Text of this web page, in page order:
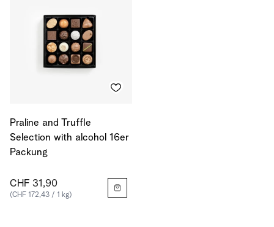
Praline and Truffle
Selection with alcohol 16er
Packung
CHF 31,90
(CHF 172,43 / 1 kg)